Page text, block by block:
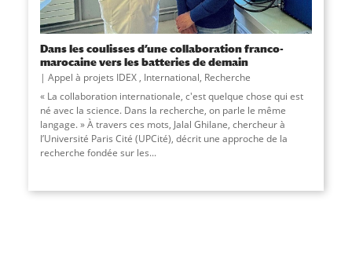
Dans les coulisses d’une collaboration franco-
marocaine vers les batteries de demain
Appel à projets IDEX, International, Recherche
« La collaboration internationale, c'est quelque chose qui est
né avec la science. Dans la recherche, on parle le même
langage. » À travers ces mots, Jalal Ghilane, chercheur à
l’Université Paris Cité (UPCité), décrit une approche de la
recherche fondée sur les...